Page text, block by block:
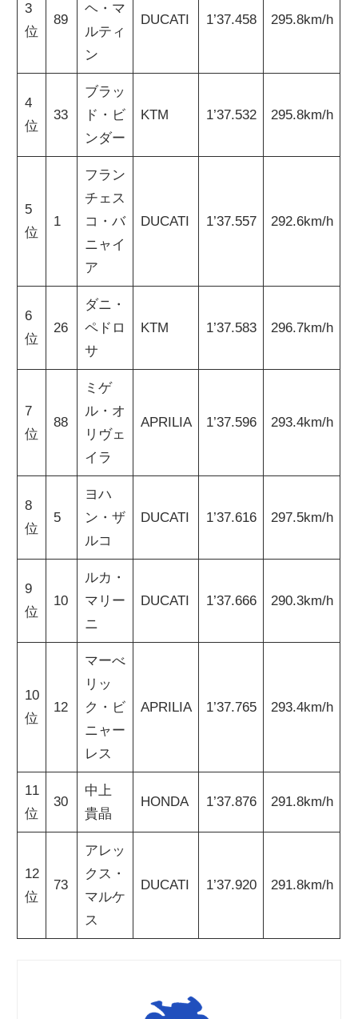
3
位
89
ヘ・マ
ルティ
ン
DUCATI 1’37.458 295.8km/h
4
位
33
ブラッ
ド・ビ
ンダー
KTM 1’37.532 295.8km/h
5
位
1
フラン
チェス
コ・バ
ニャイ
ア
DUCATI 1’37.557 292.6km/h
6
位
26
ダニ・
ペドロ
サ
KTM 1’37.583 296.7km/h
7
位
88
ミゲ
ル・オ
リヴェ
イラ
APRILIA 1’37.596 293.4km/h
8
位
5
ヨハ
ン・ザ
ルコ
DUCATI 1’37.616 297.5km/h
9
位
10
ルカ・
マリー
ニ
DUCATI 1’37.666 290.3km/h
10
位
12
マーべ
リッ
ク・ビ
ニャー
レス
APRILIA 1’37.765 293.4km/h
11
位
30
中上
貴晶
HONDA 1’37.876 291.8km/h
12
位
73
アレッ
クス・
マルケ
ス
DUCATI 1’37.920 291.8km/h